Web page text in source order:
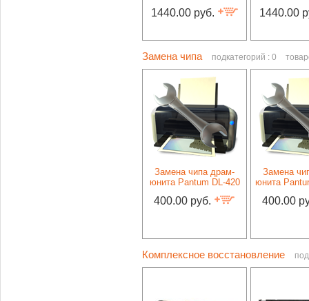
1440.00 руб. 1440.00
Замена чипа подкатегорий : 0
Замена чипа драм-
юнита Pantum DL-420
400.00 руб.
Замена
юнита
400.00
Комплексное восстановление